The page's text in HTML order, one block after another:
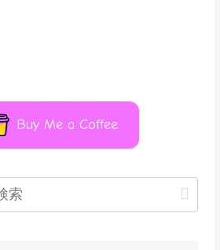
Buy Me a Coffee